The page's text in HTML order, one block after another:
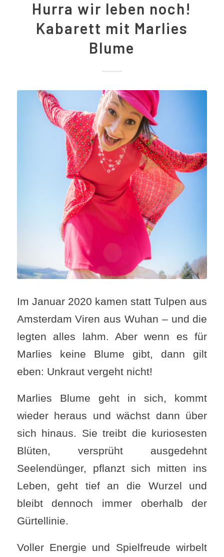
Hurra wir leben noch!
Kabarett mit Marlies
Blume
Im Januar 2020 kamen statt Tulpen aus
Amsterdam Viren aus Wuhan – und die
legten alles lahm. Aber wenn es für
Marlies keine Blume gibt, dann gilt
eben: Unkraut vergeht nicht!
Marlies Blume geht in sich, kommt
wieder heraus und wächst dann über
sich hinaus. Sie treibt die kuriosesten
Blüten, versprüht ausgedehnt
Seelendünger, pflanzt sich mitten ins
Leben, geht tief an die Wurzel und
bleibt dennoch immer oberhalb der
Gürtellinie.
Voller Energie und Spielfreude wirbelt